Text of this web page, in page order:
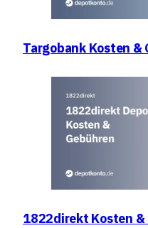
Targobank Kosten &
1822direkt Kosten &